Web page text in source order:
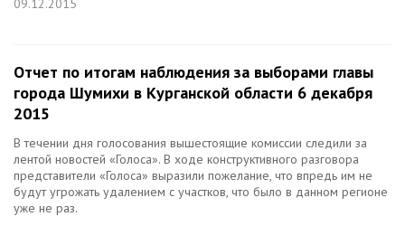
09.12.2015
Отчет по итогам наблюдения за выборами главы
города Шумихи в Курганской области 6 декабря
2015
В течении дня голосования вышестоящие комиссии следили за
лентой новостей «Голоса». В ходе конструктивного разговора
представители «Голоса» выразили пожелание, что впредь им не
будут угрожать удалением с участков, что было в данном регионе
уже не раз.